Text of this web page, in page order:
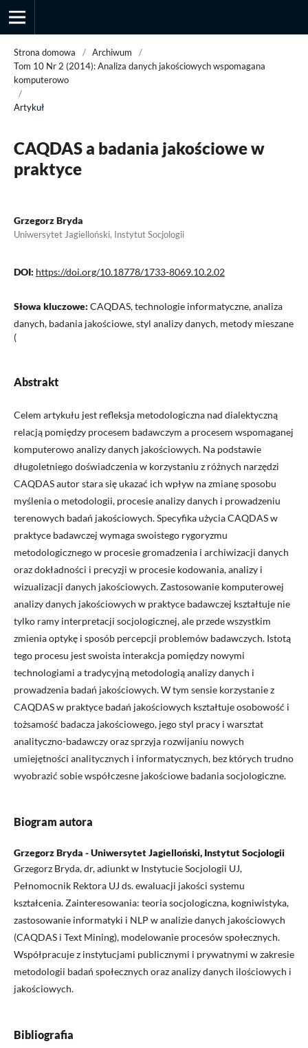
Strona domowa / Archiwum
/
Tom 10 Nr 2 (2014): Analiza danych jakościowych wspomagana
komputerowo
/
Artykuł
CAQDAS a badania jakościowe w
praktyce
Grzegorz Bryda
Uniwersytet Jagielloński, Instytut Socjologii
DOI: https://doi.org/10.18778/1733-8069.10.2.02
Słowa kluczowe: CAQDAS, technologie informatyczne, analiza
danych, badania jakościowe, styl analizy danych, metody mieszane
(
Abstrakt
Celem artykułu jest refleksja metodologiczna nad dialektyczną
relacją pomiędzy procesem badawczym a procesem wspomaganej
komputerowo analizy danych jakościowych. Na podstawie
długoletniego doświadczenia w korzystaniu z różnych narzędzi
CAQDAS autor stara się ukazać ich wpływ na zmianę sposobu
myślenia o metodologii, procesie analizy danych i prowadzeniu
terenowych badań jakościowych. Specyfika użycia CAQDAS w
praktyce badawczej wymaga swoistego rygoryzmu
metodologicznego w procesie gromadzenia i archiwizacji danych
oraz dokładności i precyzji w procesie kodowania, analizy i
wizualizacji danych jakościowych. Zastosowanie komputerowej
analizy danych jakościowych w praktyce badawczej kształtuje nie
tylko ramy interpretacji socjologicznej, ale przede wszystkim
zmienia optykę i sposób percepcji problemów badawczych. Istotą
tego procesu jest swoista interakcja pomiędzy nowymi
technologiami a tradycyjną metodologią analizy danych i
prowadzenia badań jakościowych. W tym sensie korzystanie z
CAQDAS w praktyce badań jakościowych kształtuje osobowość i
tożsamość badacza jakościowego, jego styl pracy i warsztat
analityczno-badawczy oraz sprzyja rozwijaniu nowych
umiejętności analitycznych i informatycznych, bez których trudno
wyobrazić sobie współczesne jakościowe badania socjologiczne.
Biogram autora
Grzegorz Bryda - Uniwersytet Jagielloński, Instytut Socjologii
Grzegorz Bryda, dr, adiunkt w Instytucie Socjologii UJ,
Pełnomocnik Rektora UJ ds. ewaluacji jakości systemu
kształcenia. Zainteresowania: teoria socjologiczna, kogniwistyka,
zastosowanie informatyki i NLP w analizie danych jakościowych
(CAQDAS i Text Mining), modelowanie procesów społecznych.
Współpracuje z instytucjami publicznymi i prywatnymi w zakresie
metodologii badań społecznych oraz analizy danych ilościowych i
jakościowych.
Bibliografia